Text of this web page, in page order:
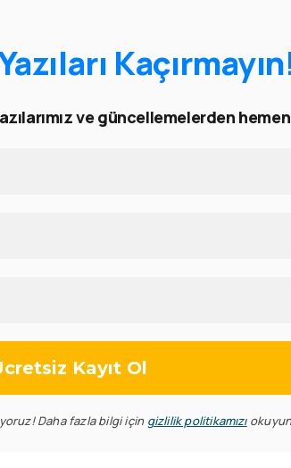
ve güncellemelerden
Daha fazla bilgi için gizlilik politikamızı